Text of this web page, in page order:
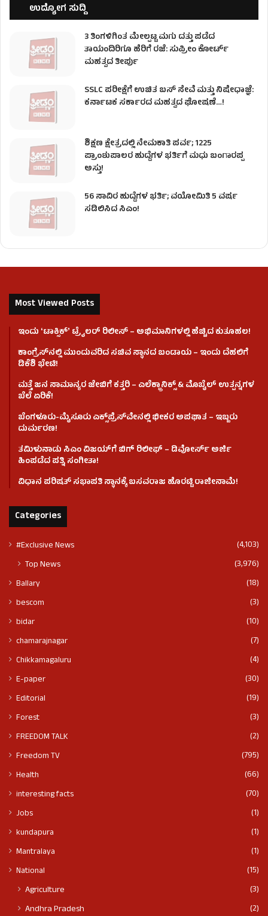
ಉದ್ಯೋಗ ಸುದ್ದಿ
3 ತಿಂಗಳಿಗಿಂತ ಮೇಲ್ಪಟ್ಟ ಮಗು ದತ್ತು ಪಡೆದ
ತಾಯಂದಿರಿಗೂ ಹೆರಿಗೆ ರಜೆ: ಸುಪ್ರೀಂ ಕೋರ್ಟ್
ಮಹತ್ವದ ತೀರ್ಪು
SSLC ಪರೀಕ್ಷೆಗೆ ಉಚಿತ ಬಸ್ ಸೇವೆ ಮತ್ತು ನಿಷೇಧಾಜ್ಞೆ:
ಕರ್ನಾಟಕ ಸರ್ಕಾರದ ಮಹತ್ವದ ಘೋಷಣೆ…!
ಶಿಕ್ಷಣ ಕ್ಷೇತ್ರದಲ್ಲಿ ನೇಮಕಾತಿ ಪರ್ವ; 1225
ಪ್ರಾಂಶುಪಾಲರ ಹುದ್ದೆಗಳ ಭರ್ತಿಗೆ ಮಧು ಬಂಗಾರಪ್ಪ
ಅಸ್ತು!
56 ಸಾವಿರ ಹುದ್ದೆಗಳ ಭರ್ತಿ; ವಯೋಮಿತಿ 5 ವರ್ಷ
ಸಡಿಲಿಸಿದ ಸಿಎಂ!
Most Viewed Posts
ಇಂದು ʻಟಾಕ್ಸಿಕ್ʼ ಟ್ರೈಲರ್ ರಿಲೀಸ್‌ – ಅಭಿಮಾನಿಗಳಲ್ಲಿ ಹೆಚ್ಚಿದ ಕುತೂಹಲ!
ಕಾಂಗ್ರೆಸ್​ನಲ್ಲಿ ಮುಂದುವರಿದ ಸಚಿವ ಸ್ಥಾನದ ಬಂಡಾಯ – ಇಂದು ದೆಹಲಿಗೆ
ಡಿಕೆಶಿ ಭೇಟಿ!
ಮತ್ತೆ ಜನ ಸಾಮಾನ್ಯರ ಜೇಬಿಗೆ ಕತ್ತರಿ – ಎಲೆಕ್ಟ್ರಾನಿಕ್ಸ್ & ಮೊಬೈಲ್ ಉತ್ಪನ್ನಗಳ
ಬೆಲೆ ಏರಿಕೆ!
ಬೆಂಗಳೂರು-ಮೈಸೂರು ಎಕ್ಸ್‌ಪ್ರೆಸ್‌ವೇನಲ್ಲಿ ಭೀಕರ ಅಪಘಾತ – ಇಬ್ಬರು
ದುರ್ಮರಣ!
ತಮಿಳುನಾಡು ಸಿಎಂ ವಿಜಯ್‌ಗೆ ಬಿಗ್ ರಿಲೀಫ್ – ಡಿವೋರ್ಸ್ ಅರ್ಜಿ
ಹಿಂಪಡೆದ ಪತ್ನಿ ಸಂಗೀತಾ!
ವಿಧಾನ ಪರಿಷತ್ ಸಭಾಪತಿ ಸ್ಥಾನಕ್ಕೆ ಬಸವರಾಜ ಹೊರಟ್ಟಿ ರಾಜೀನಾಮೆ!
Categories
#Exclusive News (4,103)
Top News (3,976)
Ballary
(18)
bescom
(3)
bidar
(10)
chamarajnagar
(7)
Chikkamagaluru
(4)
E-paper
(30)
Editorial
(19)
Forest
(3)
FREEDOM TALK
(2)
Freedom TV
(795)
Health
(66)
interesting facts
(70)
Jobs
(1)
kundapura
(1)
Mantralaya
(1)
National
(15)
Agriculture
(3)
Andhra Pradesh
(2)